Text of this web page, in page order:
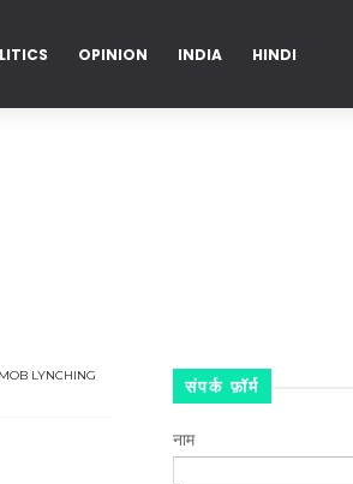
OPINION INDIA HINDI
LYNCHING
संपर्क फ़ॉर्म
नाम